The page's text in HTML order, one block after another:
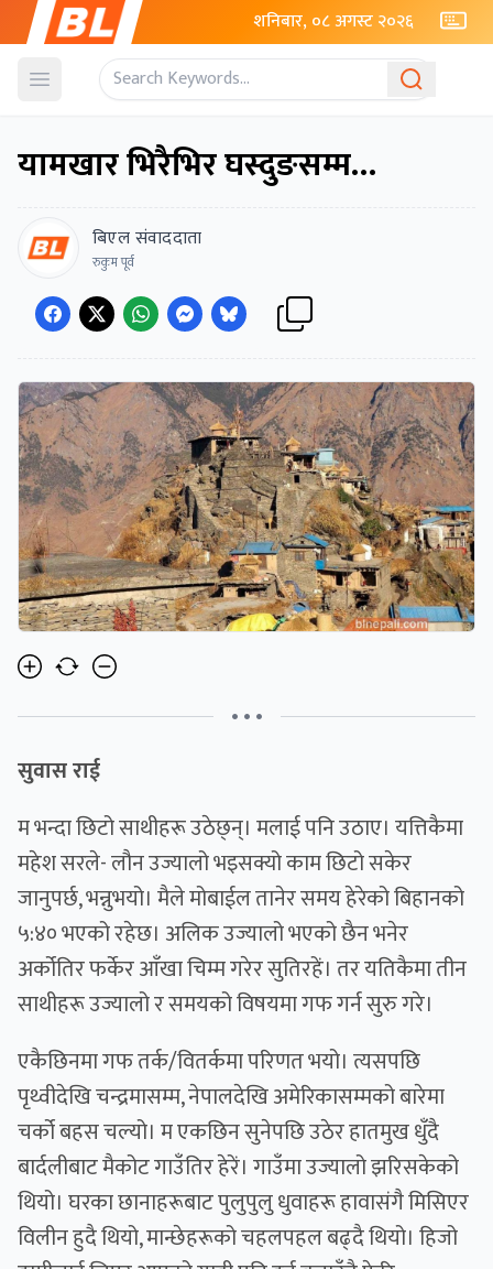
शनिबार, ०८ अगस्ट २०२६
Open menu
यामखार भिरैभिर घस्दुङसम्म…
बिएल संवाददाता
रुकुम पूर्व
• • •
सुवास राई
म भन्दा छिटो साथीहरू उठेछ्न्। मलाई पनि उठाए। यत्तिकैमा
महेश सरले- लौन उज्यालो भइसक्यो काम छिटो सकेर
जानुपर्छ, भन्नुभयो। मैले मोबाईल तानेर समय हेरेको बिहानको
५:४० भएको रहेछ। अलिक उज्यालो भएको छैन भनेर
अर्कोतिर फर्केर आँखा चिम्म गरेर सुतिरहें। तर यतिकैमा तीन
साथीहरू उज्यालो र समयको विषयमा गफ गर्न सुरु गरे।
एकैछिनमा गफ तर्क/वितर्कमा परिणत भयो। त्यसपछि
पृथ्वीदेखि चन्द्रमासम्म, नेपालदेखि अमेरिकासम्मको बारेमा
चर्को बहस चल्यो। म एकछिन सुनेपछि उठेर हातमुख धुँदै
बार्दलीबाट मैकोट गाउँतिर हेरें। गाउँमा उज्यालो झरिसकेको
थियो। घरका छानाहरूबाट पुलुपुलु धुवाहरू हावासंगै मिसिएर
विलीन हुदै थियो, मान्छेहरूको चहलपहल बढ्दै थियो। हिजो